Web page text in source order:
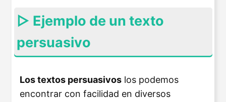
▷ Ejemplo de un texto
persuasivo
Los textos persuasivos los podemos
encontrar con facilidad en diversos